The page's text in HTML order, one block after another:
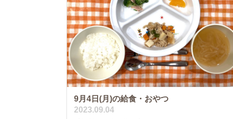
9月4日(月)の給食・おやつ
2023.09.04